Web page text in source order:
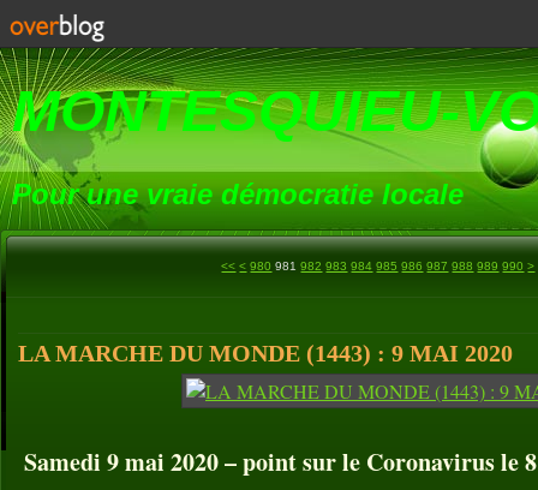
MONTESQUIEU-
Pour une vraie démocratie locale
<< < 900
910
920
930
940
950
960
970
980 981 982 983 984 985 986 987 988 989 990 >
LA MARCHE DU MONDE (1443) : 9 MAI 2020
Samedi 9 mai 2020 – point sur le Coronavirus le